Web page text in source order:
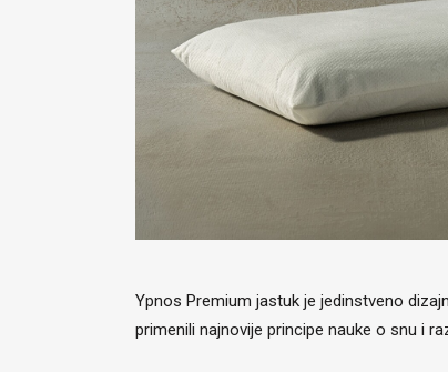
Ypnos Premium jastuk je jedinstveno
primenili najnovije principe nauke o snu i